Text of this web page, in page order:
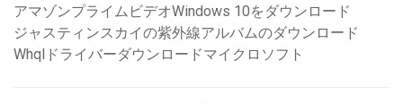
アマゾンプライムビデオWindows 10をダウンロード
ジャスティンスカイの紫外線アルバムのダウンロード
Whqlドライバーダウンロードマイクロソフト